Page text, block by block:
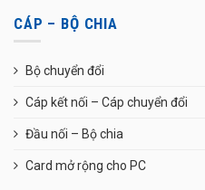
CÁP – BỘ CHIA
Bộ chuyển đổi
Cáp kết nối – Cáp chuyển đổi
Đầu nối – Bộ chia
Card mở rộng cho PC